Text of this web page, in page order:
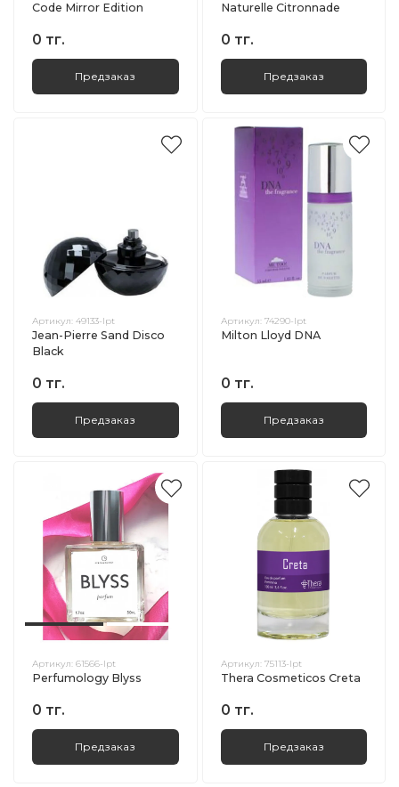
Code Mirror Edition
0 тг.
Предзаказ
Naturelle Citronnade
0 тг.
Предзаказ
Артикул: 49133-lpt
Jean-Pierre Sand Disco
Black
0 тг.
Предзаказ
Артикул: 74290-lpt
Milton Lloyd DNA
0 тг.
Предзаказ
Артикул: 61566-lpt
Perfumology Blyss
0 тг.
Предзаказ
Артикул: 75113-lpt
Thera Cosmeticos Creta
0 тг.
Предзаказ